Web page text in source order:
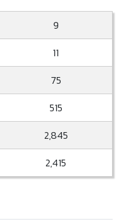
9
11
75
515
2,845
2,415